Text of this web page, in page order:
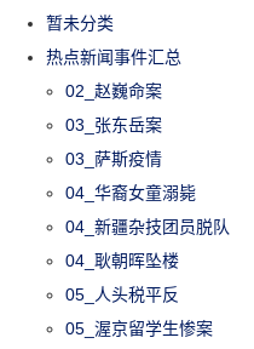
暂未分类
热点新闻事件汇总
02_赵巍命案
03_张东岳案
03_萨斯疫情
04_华裔女童溺毙
04_新疆杂技团员脱队
04_耿朝晖坠楼
05_人头税平反
05_渥京留学生惨案